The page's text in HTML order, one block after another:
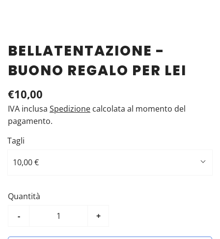
BELLATENTAZIONE -
BUONO REGALO PER LEI
€10,00
IVA inclusa Spedizione calcolata al momento del
pagamento.
Tagli
10,00 €
Quantità
-
+